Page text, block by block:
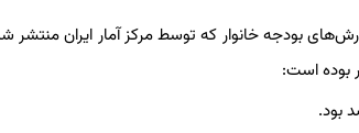
بودجه خانوار که توسط مرکز آمار ایران
بوده است: